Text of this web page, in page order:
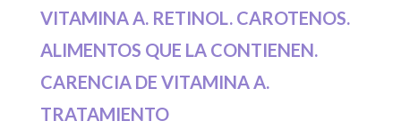
VITAMINA A. RETINOL. CAROTENOS.
ALIMENTOS QUE LA CONTIENEN.
CARENCIA DE VITAMINA A.
TRATAMIENTO